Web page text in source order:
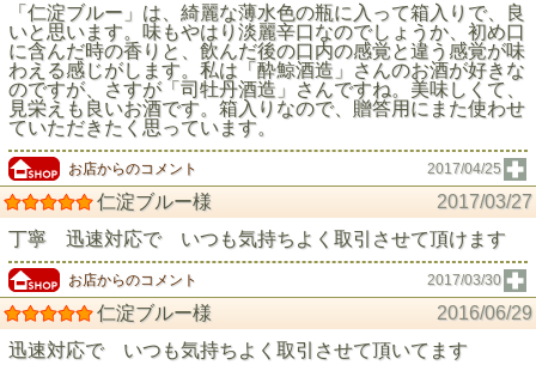
「仁淀ブルー」は、綺麗な薄水色の瓶に入って箱入りで、良
いと思います。味もやはり淡麗辛口なのでしょうか、初め口
に含んだ時の香りと、飲んだ後の口内の感覚と違う感覚が味
わえる感じがします。私は「酔鯨酒造」さんのお酒が好きな
のですが、さすが「司牡丹酒造」さんですね。美味しくて、
見栄えも良いお酒です。箱入りなので、贈答用にまた使わせ
ていただきたく思っています。
お店からのコメント 2017/04/25
仁淀ブルー様
2017/03/27
丁寧 迅速対応で いつも気持ちよく取引させて頂けます
お店からのコメント 2017/03/30
仁淀ブルー様
2016/06/29
迅速対応で いつも気持ちよく取引させて頂いてます